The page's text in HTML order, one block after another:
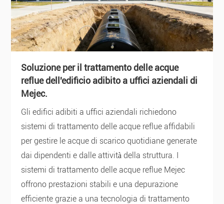
Soluzione per il trattamento delle acque
reflue dell'edificio adibito a uffici aziendali di
Mejec.
Gli edifici adibiti a uffici aziendali richiedono
sistemi di trattamento delle acque reflue affidabili
per gestire le acque di scarico quotidiane generate
dai dipendenti e dalle attività della struttura. I
sistemi di trattamento delle acque reflue Mejec
offrono prestazioni stabili e una depurazione
efficiente grazie a una tecnologia di trattamento